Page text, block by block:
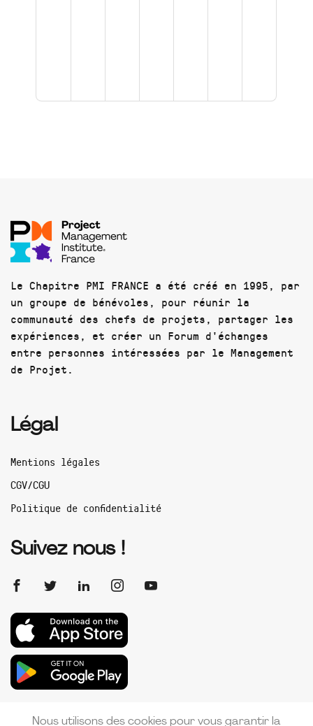
Le Chapitre PMI FRANCE a été créé en 1995, par
un groupe de bénévoles, pour réunir la
communauté des chefs de projets, partager les
expériences, et créer un Forum d'échanges
entre personnes intéressées par le Management
de Projet.
Légal
Mentions légales
CGV/CGU
Politique de confidentialité
Suivez nous !
Nous utilisons des cookies pour vous garantir la